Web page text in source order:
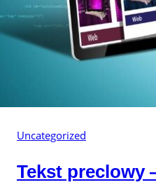
Uncategorized
Tekst preclowy